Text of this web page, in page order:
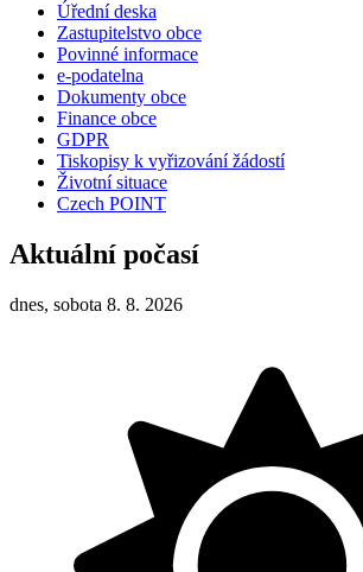
Úřední deska
Zastupitelstvo obce
Povinné informace
e-podatelna
Dokumenty obce
Finance obce
GDPR
Tiskopisy k vyřizování žádostí
Životní situace
Czech POINT
Aktuální počasí
dnes, sobota 8. 8. 2026